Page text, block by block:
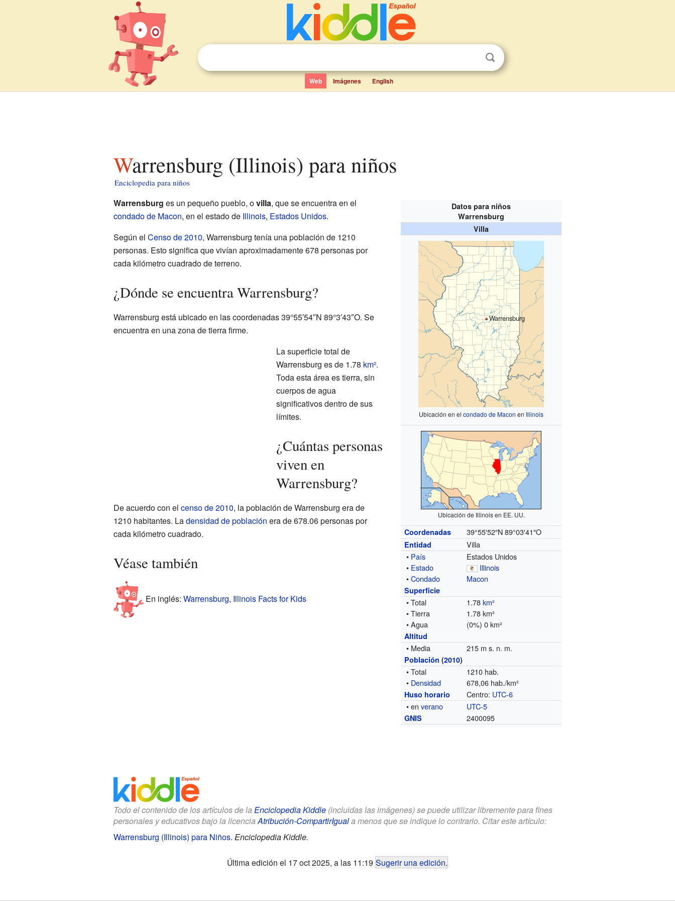
Web Imágenes English
Warrensburg (Illinois) para niños
Enciclopedia para niños
Datos para niños
Warrensburg
Villa
Warrensburg
Ubicación en elcondado de Macon en Illinois
Ubicación de Illinois en EE. UU.
Coordenadas 39°55′52″N 89°03′41″O
Entidad
Villa
• País
Estados Unidos
• Estado
Illinois
•Condado Macon
Superficie
• Total 1.78km²
• Tierra
1.78 km²
• Agua
(0%) 0 km²
Altitud
• Media 215 m s. n. m.
Población (2010)
• Total
1210 hab.
• Densidad 678,06 hab./km²
Huso horario Centro: UTC-6
• enverano UTC-5
GNIS 2400095
Warrensburg es un pequeño pueblo, ovilla, que se encuentra en el
condado de Macon, en el estado de Illinois, Estados Unidos.
Según el Censo de 2010, Warrensburg tenía una población de 1210
personas. Esto significa que vivían aproximadamente 678 personas por
cada kilómetro cuadrado de terreno.
¿Dónde se encuentra Warrensburg?
Warrensburg está ubicado en las coordenadas 39°55′54″N 89°3′43″O. Se
encuentra en una zona de tierra firme.
La superficie total de
Warrensburg es de 1.78 km².
Toda esta área es tierra, sin
cuerpos de agua
significativos dentro de sus
límites.
¿Cuántas personas
viven en
Warrensburg?
De acuerdo con el censo de 2010, la población de Warrensburg era de
1210 habitantes. Ladensidad de población era de 678.06 personas por
cada kilómetro cuadrado.
Véase también
En inglés: Warrensburg, Illinois Facts for Kids
Todo el contenido de los artículos de la Enciclopedia Kiddle(incluidas las imágenes) se puede utilizar libremente para fines
personales y educativos bajo la licenciaAtribución-CompartirIguala menos que se indique lo contrario. Citar este artículo:
Warrensburg (Illinois) para Niños. Enciclopedia Kiddle.
Última edición el 17 oct 2025, a las 11:19 Sugerir una edición.